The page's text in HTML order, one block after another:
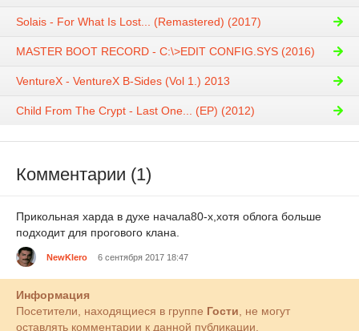
Solais - For What Is Lost​.​.​. (Remastered) (2017)
MASTER BOOT RECORD - C​:​\​>EDIT CONFIG​.​SYS (2016)
VentureX - VentureX B​-​Sides (Vol 1​.​) 2013
Child From The Crypt - Last One​.​.​.​ (EP) (2012)
Комментарии (1)
Прикольная харда в духе начала80-х,хотя облога больше
подходит для прогового клана.
NewKlero 6 сентября 2017 18:47
Информация
Посетители, находящиеся в группе Гости , не могут
оставлять комментарии к данной публикации.